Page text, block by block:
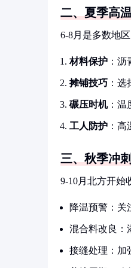
二、夏季高
6-8月是多数地
材料保护 ：
摊铺技巧 ：
碾压时机：温
工人防护 ：
三、秋季冲
9-10月北方开始
降温预警：关
混合料改良：
接缝处理：加